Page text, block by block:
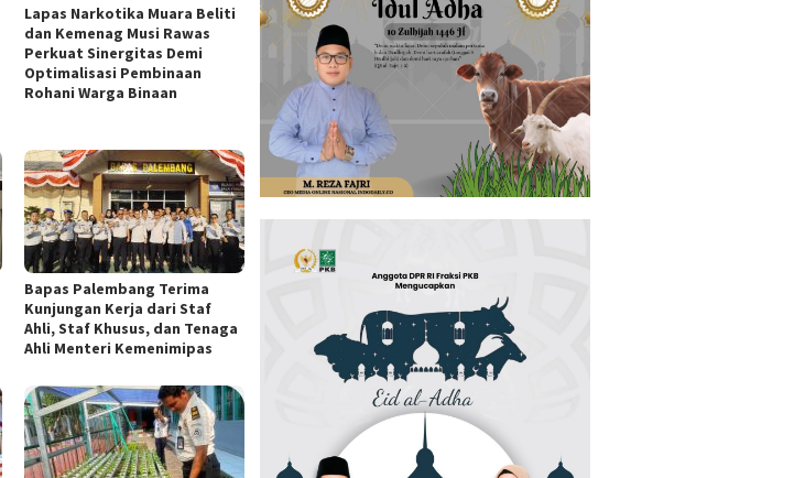
Lapas Narkotika Muara Beliti
dan Kemenag Musi Rawas
Perkuat Sinergitas Demi
Optimalisasi Pembinaan
Rohani Warga Binaan
Bapas Palembang Terima
Kunjungan Kerja dari Staf
Ahli, Staf Khusus, dan Tenaga
Ahli Menteri Kemenimipas